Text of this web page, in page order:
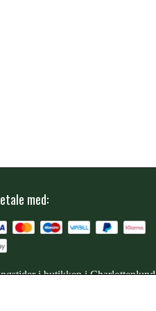
med:
i butikken i Charlottenlund